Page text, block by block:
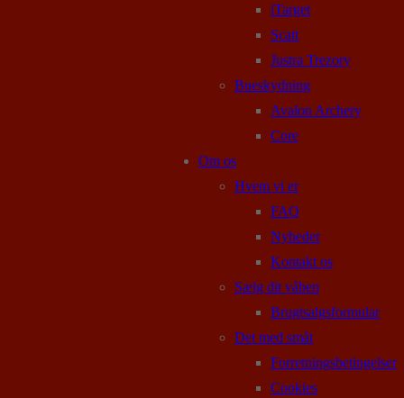
iTarget
Scatt
Justra Trezory
Bueskydning
Avalon Archery
Core
Om os
Hvem vi er
FAQ
Nyheder
Kontakt os
Sælg dit våben
Brugtsalgsformular
Det med småt
Forretningsbetingelser
Cookies